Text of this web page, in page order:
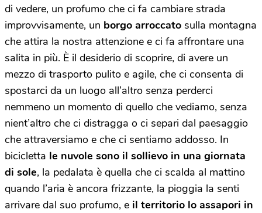
di vedere, un profumo che ci fa cambiare strada
improvvisamente, un borgo arroccato sulla montagna
che attira la nostra attenzione e ci fa affrontare una
salita in più. È il desiderio di scoprire, di avere un
mezzo di trasporto pulito e agile, che ci consenta di
spostarci da un luogo all’altro senza perderci
nemmeno un momento di quello che vediamo, senza
nient’altro che ci distragga o ci separi dal paesaggio
che attraversiamo e che ci sentiamo addosso. In
bicicletta le nuvole sono il sollievo in una giornata
di sole, la pedalata è quella che ci scalda al mattino
quando l’aria è ancora frizzante, la pioggia la senti
arrivare dal suo profumo, e il territorio lo assapori in